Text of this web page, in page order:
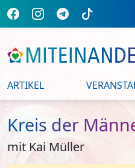
ARTIKEL
Kreis der
mit Kai Müller